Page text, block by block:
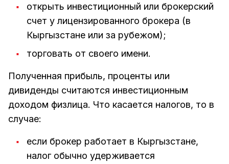
открыть инвестиционный или брокерский
счет у лицензированного брокера (в
Кыргызстане или за рубежом);
торговать от своего имени.
Полученная прибыль, проценты или
дивиденды считаются инвестиционным
доходом физлица. Что касается налогов, то в
случае:
если брокер работает в Кыргызстане,
налог обычно удерживается